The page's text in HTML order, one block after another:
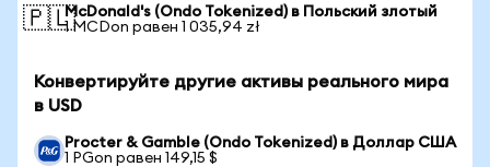
🇵🇱McDonald's (Ondo Tokenized) в Польский злотый
1 MCDon равен 1 035,94 zł
Конвертируйте другие активы реального мира
в USD
Procter & Gamble (Ondo Tokenized) в Доллар США
1 PGon равен 149,15 $